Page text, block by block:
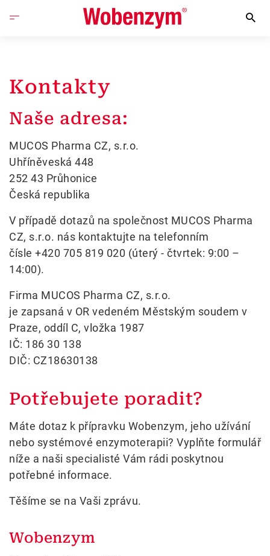
Kontakty
Naše adresa:
MUCOS Pharma CZ, s.r.o.
Uhříněveská 448
252 43 Průhonice
Česká republika
V případě dotazů na společnost MUCOS Pharma
CZ, s.r.o. nás kontaktujte na telefonním
čísle +420 705 819 020 (úterý - čtvrtek: 9:00 –
14:00).
Firma MUCOS Pharma CZ, s.r.o.
je zapsaná v OR vedeném Městským soudem v
Praze, oddíl C, vložka 1987
IČ: 186 30 138
DIČ: CZ18630138
Potřebujete poradit?
Máte dotaz k přípravku Wobenzym, jeho užívání
nebo systémové enzymoterapii? Vyplňte formulář
níže a naši specialisté Vám rádi poskytnou
potřebné informace.
Těšíme se na Vaši zprávu.
Wobenzym